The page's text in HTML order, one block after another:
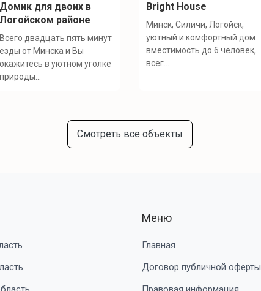
Домик для двоих в
Логойском районе
Всего двадцать пять минут
езды от Минска и Вы
окажитесь в уютном уголке
природы...
Bright House
Минск, Силичи, Логойск,
уютный и комфортный дом
вместимость до 6 человек,
всег...
Смотреть все объекты
Меню
Главная
Договор публичной оферты